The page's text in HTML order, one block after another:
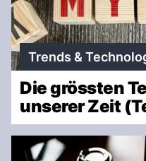
Trends &
Die grössten
unserer Zeit